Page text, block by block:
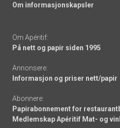
Om informasjonskapsler
Om Apéritif:
På nett og papir siden 1995
Annonsere:
Informasjon og priser nett/papir
Abonnere:
Papirabonnement for
Medlemskap Apéritif Mat- og